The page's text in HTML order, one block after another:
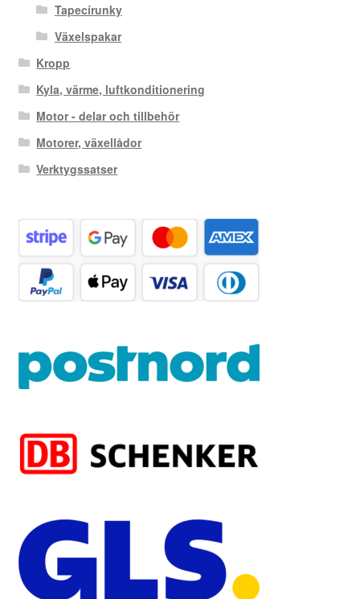
Tapecírunky
Växelspakar
Kropp
Kyla, värme, luftkonditionering
Motor - delar och tillbehör
Motorer, växellådor
Verktygssatser